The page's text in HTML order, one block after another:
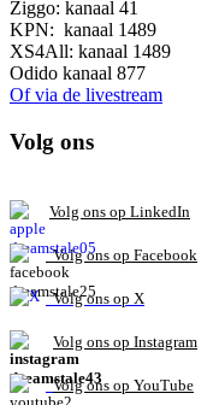
Ziggo: kanaal 41
KPN: kanaal 1489
XS4All: kanaal 1489
Odido kanaal 877
Of via de livestream
Volg ons
Volg ons op LinkedIn
Volg ons op Facebook
Volg ons op X
Volg ons op Instagram
Volgons op YouTube